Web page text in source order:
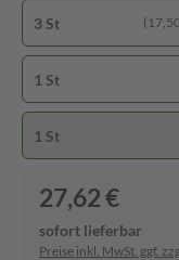
3 St
1 St
1 St
27,62 €
sofort lieferbar
Preise inkl. MwSt. ggf.